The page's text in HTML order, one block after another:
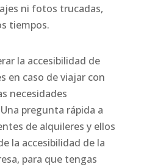
ni fotos trucadas,
tiempos.
la accesibilidad de
en caso de viajar con
necesidades
pregunta rápida a
de alquileres y ellos
la accesibilidad de la
para que tengas